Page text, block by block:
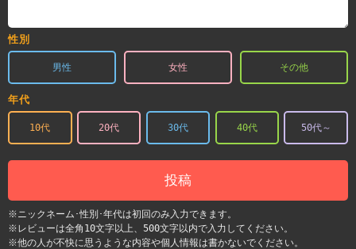
性別
男性 女性 その他
年代
10代 20代 30代 40代 50代～
投稿
※ニックネーム･性別･年代は初回のみ入力できます。
※レビューは全角10文字以上、500文字以内で入力してください。
※他の人が不快に思うような内容や個人情報は書かないでください。